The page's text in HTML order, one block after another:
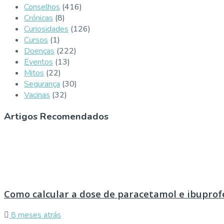
Conselhos (416)
Crónicas (8)
Curiosidades (126)
Cursos (1)
Doenças (222)
Eventos (13)
Mitos (22)
Segurança (30)
Vacinas (32)
Artigos Recomendados
Como calcular a dose de paracetamol e
8 meses atrás